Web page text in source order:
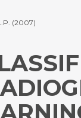
(2007)